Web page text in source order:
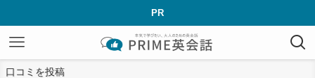
PR
口コミを投稿